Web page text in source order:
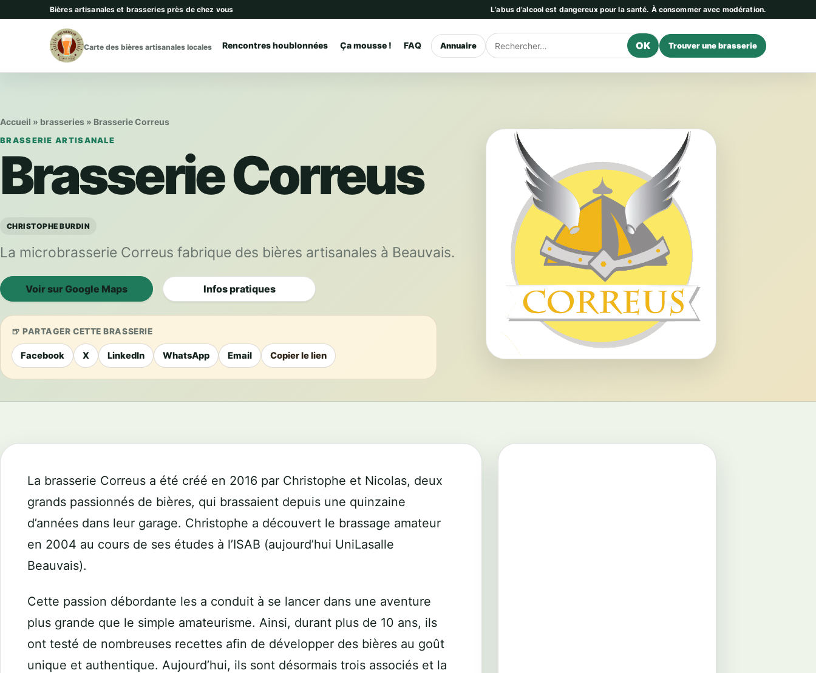
Aller au contenuBières artisanales et brasseries près de chez vous L’abus d’alcool est dangereux pour la santé. À consommer avec modération.
Carte des bières artisanales locales Rencontres houblonnées Ça mousse ! FAQ Annuaire Rechercher OK Trouver une brasserie
Accueil » brasseries » Brasserie Correus
BRASSERIE ARTISANALE
Brasserie Correus
CHRISTOPHE BURDIN
La microbrasserie Correus fabrique des bières artisanales à Beauvais.
Voir sur Google Maps Infos pratiques
PARTAGER CETTE BRASSERIE
Facebook X LinkedIn WhatsApp Email Copier le lien
La brasserie Correus a été créé en 2016 par Christophe et Nicolas, deux
grands passionnés de bières, qui brassaient depuis une quinzaine
d’années dans leur garage. Christophe a découvert le brassage amateur
en 2004 au cours de ses études à l’ISAB (aujourd’hui UniLasalle
Beauvais).
Cette passion débordante les a conduit à se lancer dans une aventure
plus grande que le simple amateurisme. Ainsi, durant plus de 10 ans, ils
ont testé de nombreuses recettes afin de développer des bières au goût
unique et authentique. Aujourd’hui, ils sont désormais trois associés et la